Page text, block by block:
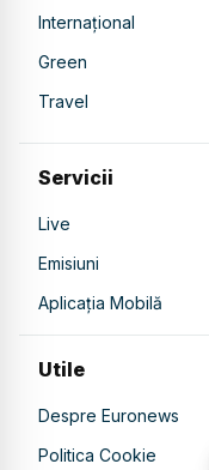
Internațional
Green
Travel
Servicii
Live
Emisiuni
Aplicația Mobilă
Utile
Despre Euronews
Politica Cookie